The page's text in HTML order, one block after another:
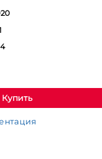
Купить